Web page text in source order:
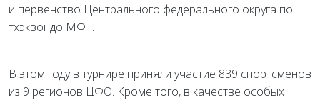
и первенство Центрального федерального округа по
тхэквондо МФТ.
В этом году в турнире приняли участие 839 спортсменов
из 9 регионов ЦФО. Кроме того, в качестве особых